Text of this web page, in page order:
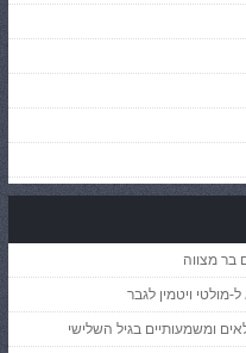
בר מצווה
ויטמין לגבר
ומשמעותיים בגיל השלישי